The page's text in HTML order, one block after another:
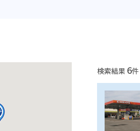
検索結果 6件